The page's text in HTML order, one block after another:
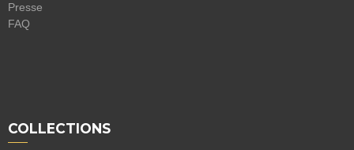
Presse
FAQ
COLLECTIONS